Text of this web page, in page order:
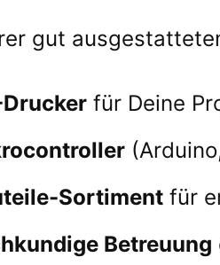
gut
für Deine
Sortiment für
Betreuung